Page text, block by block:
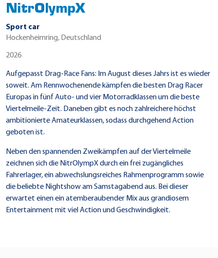
NitrOlympX
Sport car
Hockenheimring, Deutschland
2026
Aufgepasst Drag-Race Fans: Im August dieses Jahrs ist es wieder
soweit. Am Rennwochenende kämpfen die besten Drag Racer
Europas in fünf Auto- und vier Motorradklassen um die beste
Viertelmeile-Zeit. Daneben gibt es noch zahlreichere höchst
ambitionierte Amateurklassen, sodass durchgehend Action
geboten ist.
Neben den spannenden Zweikämpfen auf der Viertelmeile
zeichnen sich die NitrOlympX durch ein frei zugängliches
Fahrerlager, ein abwechslungsreiches Rahmenprogramm sowie
die beliebte Nightshow am Samstagabend aus. Bei dieser
erwartet einen ein atemberaubender Mix aus grandiosem
Entertainment mit viel Action und Geschwindigkeit.